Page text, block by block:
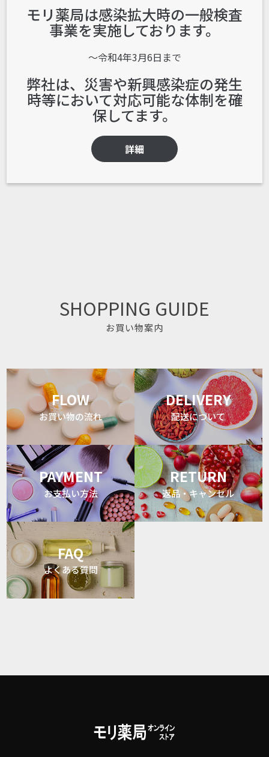
モリ薬局は感染拡大時の一般検査
事業を実施しております。
〜令和4年3月6日まで
弊社は、災害や新興感染症の発生
時等において対応可能な体制を確
保してます。
詳細
SHOPPING GUIDE
お買い物案内
FLOW
お買い物の流れ
DELIVERY
配送について
PAYMENT
お支払い方法
RETURN
返品・キャンセル
FAQ
よくある質問